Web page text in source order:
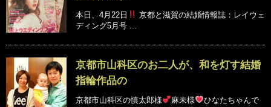
本日、4月22日
京都と滋賀の結婚情報誌：レイウェ
ディング5月号 ...
京都市山科区のお二人が、和を灯す結婚
指輪作品の
京都市山科区の慎太郎様 麻未様
ひなたちゃんで